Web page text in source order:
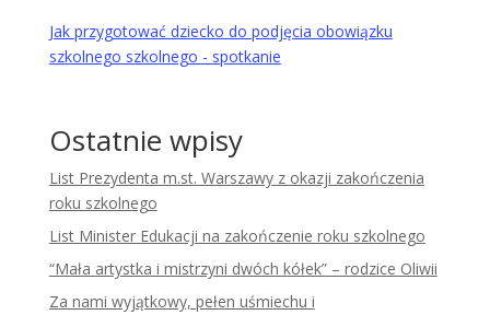
Jak przygotować dziecko do podjęcia obowiązku
szkolnego szkolnego - spotkanie
Ostatnie wpisy
List Prezydenta m.st. Warszawy z okazji zakończenia
roku szkolnego
List Minister Edukacji na zakończenie roku szkolnego
“Mała artystka i mistrzyni dwóch kółek” – rodzice Oliwii
Za nami wyjątkowy, pełen uśmiechu i